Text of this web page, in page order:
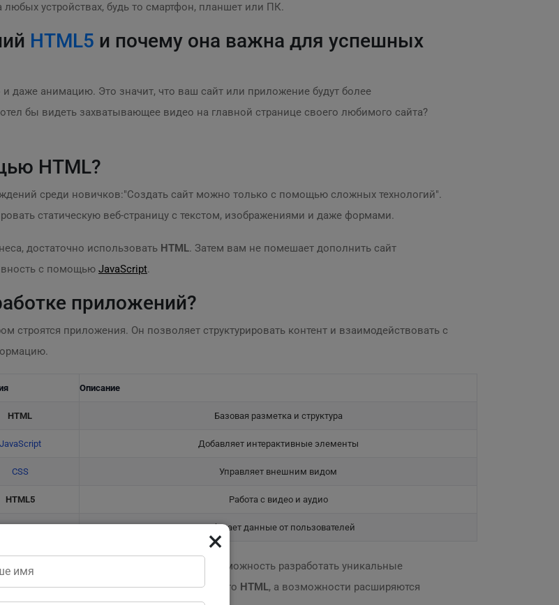
любых устройствах, будь то смартфон, планшет или ПК.
HTML5 и почему она важна для успешных
и даже анимацию. Это значит, что ваш сайт или приложение будут более
бы видеть захватывающее видео на главной странице своего любимого сайта?
HTML?
среди новичков:"Создать сайт можно только с помощью сложных технологий".
статическую веб-страницу с текстом, изображениями и даже формами.
достаточно использовать HTML. Затем вам не помешает дополнить сайт
с помощью JavaScript.
приложений?
строятся приложения. Он позволяет структурировать контент и взаимодействовать с
Описание
HTML Базовая разметка и структура
JavaScript Добавляет интерактивные элементы
CSS Управляет внешним видом
HTML5 Работа с видео и аудио
HTML Собирает данные от пользователей
и расширений
предоставляет возможность разработать уникальные
простогоHTML. Получается, что основа — это HTML, а возможности расширяются
×